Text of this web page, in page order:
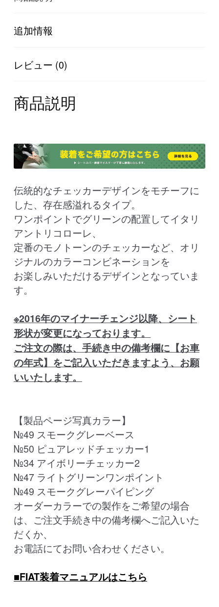
【CABANA(カ
バ
個
追加情報
レビュー (0)
商品説明
伝統的なチェッカーデザインをモチーフに
した、存在感溢れるタイプ。
ワンポイントでグリーンの配置してイタリ
アントリコローレ、
定番のモノトーンのチェッカーなど、オリ
ジナルのカラーコンビネーションを
お楽しみいただけるデザインとなっていま
す。
※2016年のマイナーチェンジ以降、シート
形状が変更になっております。
ご注文の際は、手続き中の備考欄に【お車
の年式】をご記入いただきますよう、お願
いいたします。
【製品ページ写真カラー】
№49 スモークグレーベース
№50 ピュアレッドチェッカー1
№34 アイボリーチェッカー2
№47 ライトグリーンワンポイント
№49 スモークグレーパイピング
オーダーカラーでの製作をご希望の場合
は、ご注文手続き中の備考欄へご記入いた
だくか、
お電話にてお問い合わせください。
■FIAT装着マニュアルはこちら